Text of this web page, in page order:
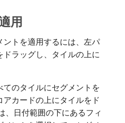
用
ントを適用するには、左パ
ラッグし、タイルの上に
てのタイルにセグメントを
カードの上にタイルをド
、日付範囲の下にあるフィ